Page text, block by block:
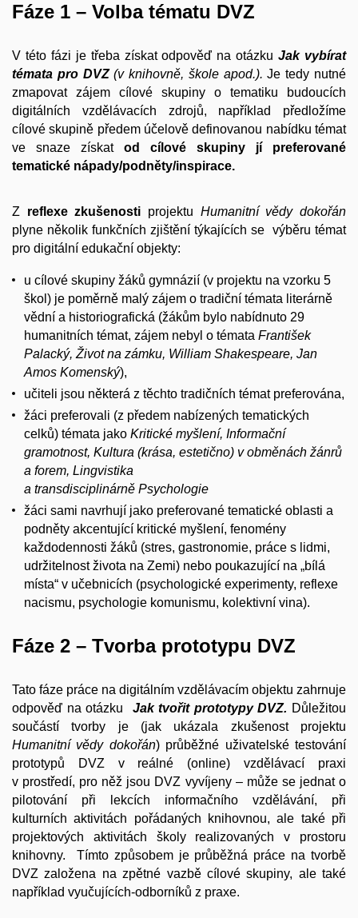
Fáze 1 – Volba tématu DVZ
V této fázi je třeba získat odpověď na otázkuJak vybírat
témata pro DVZ(v knihovně, škole apod.).Je tedy nutné
zmapovat zájem cílové skupiny o tematiku budoucích
digitálních vzdělávacích zdrojů, například předložíme
cílové skupině předem účelově definovanou nabídku témat
ve snaze získat od cílové skupiny jí preferované
tematické nápady/podněty/inspirace.
Z reflexe zkušenosti projektu Humanitní vědy dokořán
plyne několik funkčních zjištění týkajících se výběru témat
pro digitální edukační objekty:
u cílové skupiny žáků gymnázií (v projektu na vzorku 5
škol) je poměrně malý zájem o tradiční témata literárně
vědní a historiografická (žákům bylo nabídnuto 29
humanitních témat, zájem nebyl o témata František
Palacký, Život na zámku, William Shakespeare, Jan
Amos Komenský),
učiteli jsou některá z těchto tradičních témat preferována,
žáci preferovali (z předem nabízených tematických
celků) témata jako Kritické myšlení, Informační
gramotnost, Kultura (krása, estetično) v obměnách žánrů
a forem, Lingvistika
a transdisciplinárně Psychologie
žáci sami navrhují jako preferované tematické oblasti a
podněty akcentující kritické myšlení, fenomény
každodennosti žáků (stres, gastronomie, práce s lidmi,
udržitelnost života na Zemi) nebo poukazující na „bílá
místa“ v učebnicích (psychologické experimenty, reflexe
nacismu, psychologie komunismu, kolektivní vina).
Fáze 2 – Tvorba prototypu DVZ
Tato fáze práce na digitálním vzdělávacím objektu zahrnuje
odpověď na otázku Jak tvořit prototypy DVZ. Důležitou
součástí tvorby je (jak ukázala zkušenost projektu
Humanitní vědy dokořán) průběžné uživatelské testování
prototypů DVZ v reálné (online) vzdělávací praxi
v prostředí, pro něž jsou DVZ vyvíjeny – může se jednat o
pilotování při lekcích informačního vzdělávání, při
kulturních aktivitách pořádaných knihovnou, ale také při
projektových aktivitách školy realizovaných v prostoru
knihovny. Tímto způsobem je průběžná práce na tvorbě
DVZ založena na zpětné vazbě cílové skupiny, ale také
například vyučujících-odborníků z praxe.